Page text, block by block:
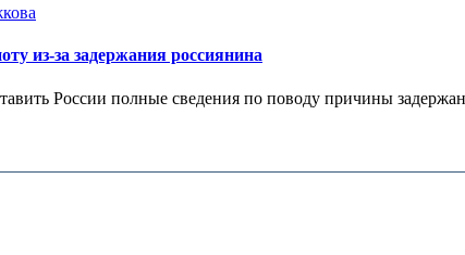
из-за задержания россиянина
России полные сведения по поводу причины